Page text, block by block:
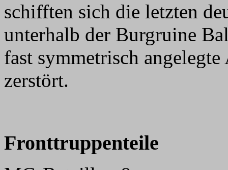
schifften sich die letzten
unterhalb der Burgruine
fast symmetrisch
zerstört.
Fronttruppenteile